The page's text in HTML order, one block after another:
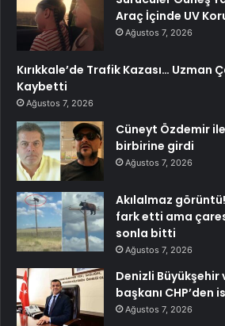
Araç İçinde UV
Ağustos 7, 2026
Kırıkkale’de Trafik Kazası… Uzman
Kaybetti
Ağustos 7, 2026
Cüneyt Özdemir
birbirine girdi
Ağustos 7, 2026
Akılalmaz
fark etti ama
sonla bitti
Ağustos 7, 2026
Denizli Büyükşehir
başkanı CHP’den
Ağustos 7, 2026